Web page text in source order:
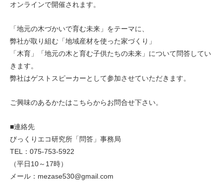
オンラインで開催されます。
「地元の木づかいで育む未来」をテーマに、
弊社が取り組む「地域産材を使った家づくり」
「木育」「地元の木と育む子供たちの未来」について問答してい
きます。
弊社はゲストスピーカーとして参加させていただきます。
ご興味のあるかたはこちらからお問合せ下さい。
■連絡先
びっくりエコ研究所「問答」事務局
TEL：075-753-5922
（平日10～17時）
メール：mezase530@gmail.com